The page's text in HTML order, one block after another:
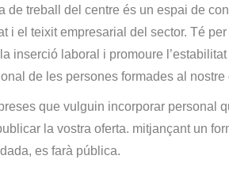
de treball del centre és un espai de
i el teixit empresarial del sector. Té
inserció laboral i promoure l’estabilitat
de les persones formades al nostre
que vulguin incorporar personal
la vostra oferta. mitjançant un
es farà pública.